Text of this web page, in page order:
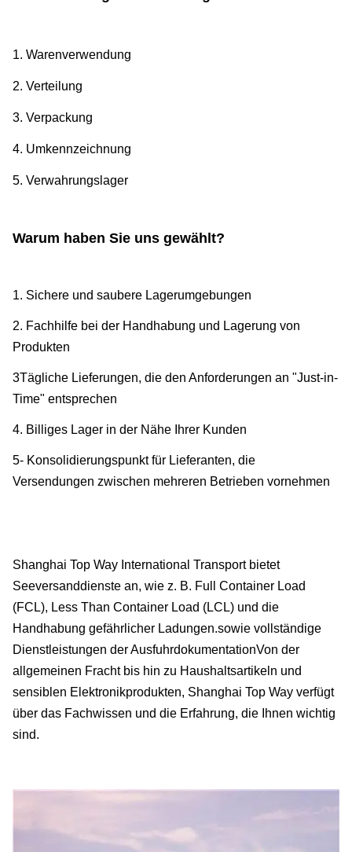
1. Warenverwendung
2. Verteilung
3. Verpackung
4. Umkennzeichnung
5. Verwahrungslager
Warum haben Sie uns gewählt?
1. Sichere und saubere Lagerumgebungen
2. Fachhilfe bei der Handhabung und Lagerung von
Produkten
3Tägliche Lieferungen, die den Anforderungen an "Just-in-
Time" entsprechen
4. Billiges Lager in der Nähe Ihrer Kunden
5- Konsolidierungspunkt für Lieferanten, die
Versendungen zwischen mehreren Betrieben vornehmen
Shanghai Top Way International Transport bietet
Seeversanddienste an, wie z. B. Full Container Load
(FCL), Less Than Container Load (LCL) und die
Handhabung gefährlicher Ladungen.sowie vollständige
Dienstleistungen der AusfuhrdokumentationVon der
allgemeinen Fracht bis hin zu Haushaltsartikeln und
sensiblen Elektronikprodukten, Shanghai Top Way verfügt
über das Fachwissen und die Erfahrung, die Ihnen wichtig
sind.